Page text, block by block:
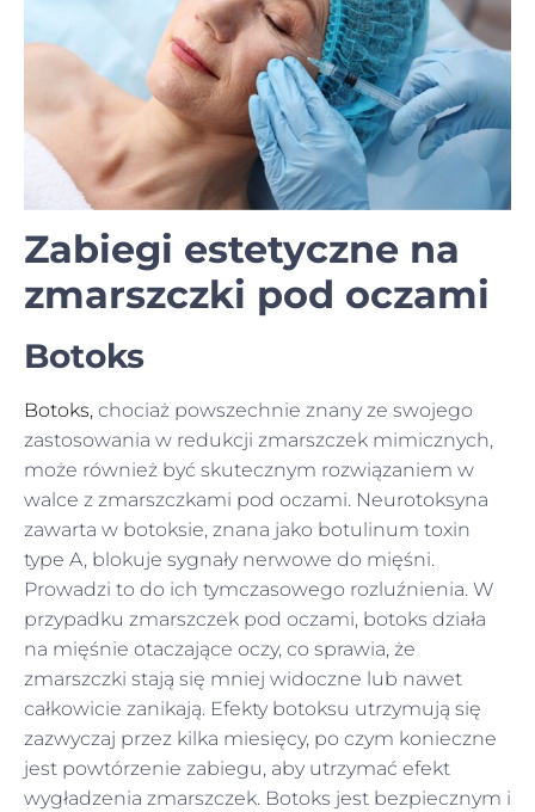
Zabiegi estetyczne na
zmarszczki pod oczami
Botoks
Botoks, chociaż powszechnie znany ze swojego
zastosowania w redukcji zmarszczek mimicznych,
może również być skutecznym rozwiązaniem w
walce z zmarszczkami pod oczami. Neurotoksyna
zawarta w botoksie, znana jako botulinum toxin
type A, blokuje sygnały nerwowe do mięśni.
Prowadzi to do ich tymczasowego rozluźnienia. W
przypadku zmarszczek pod oczami, botoks działa
na mięśnie otaczające oczy, co sprawia, że
zmarszczki stają się mniej widoczne lub nawet
całkowicie zanikają. Efekty botoksu utrzymują się
zazwyczaj przez kilka miesięcy, po czym konieczne
jest powtórzenie zabiegu, aby utrzymać efekt
wygładzenia zmarszczek. Botoks jest bezpiecznym i